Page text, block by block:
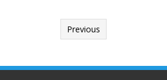
Previous